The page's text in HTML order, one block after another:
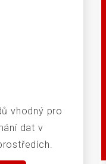
vhodný pro
dat v